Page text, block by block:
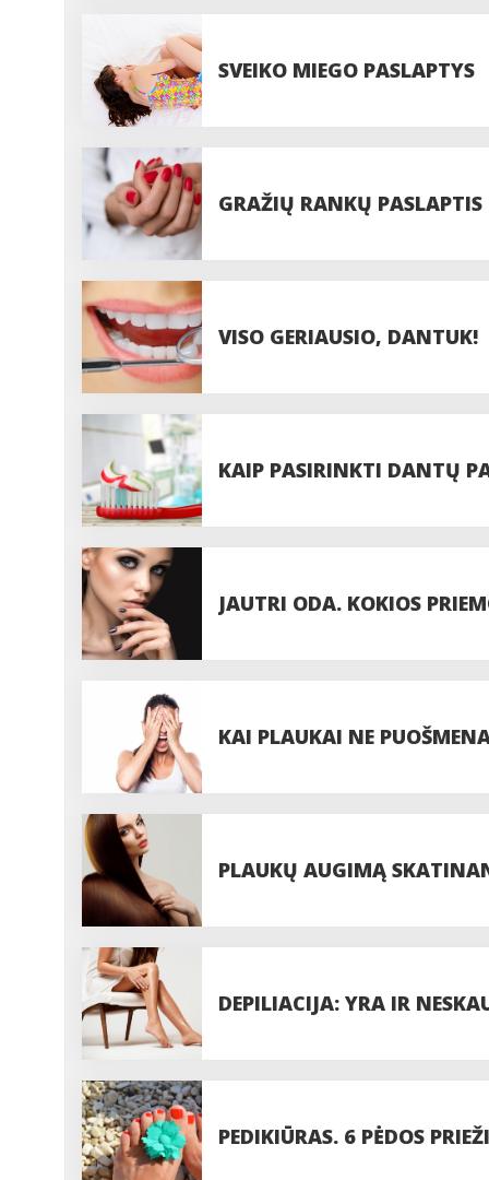
SVEIKO MIEGO PASLAPTYS
GRAŽIŲ RANKŲ PASLAPTIS
VISO GERIAUSIO, DANTUK!
KAIP PASIRINKTI DANTŲ
JAUTRI ODA. KOKIOS
KAI PLAUKAI NE
PLAUKŲ AUGIMĄ
DEPILIACIJA: YRA IR
PEDIKIŪRAS. 6 PĖDOS